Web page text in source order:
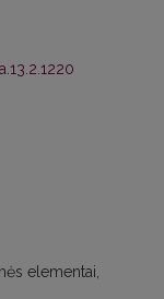
elementai